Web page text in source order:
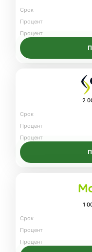
Срок
Процент
Процент
2
Срок
Процент
Процент
1
Срок
Процент
Процент